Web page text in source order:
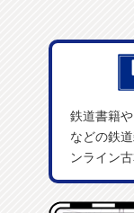
鉄道書籍
などの鉄
ンライン